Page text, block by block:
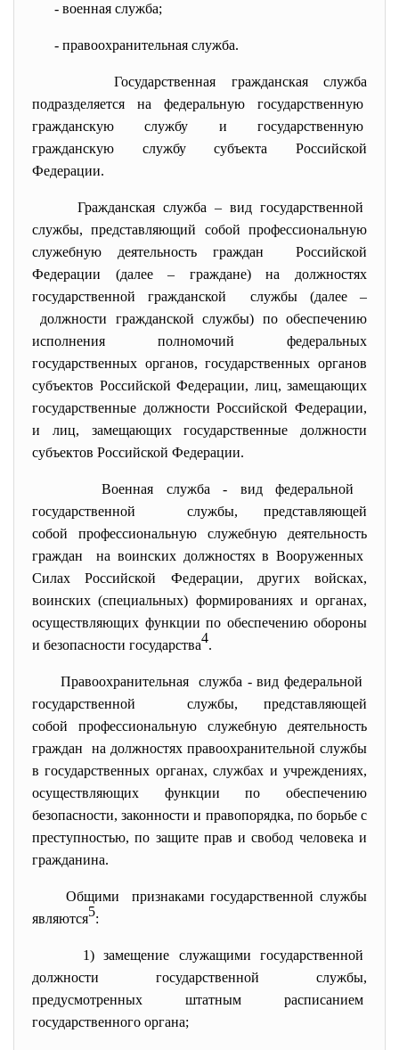
- военная служба;
- правоохранительная служба.
Государственная гражданская служба
подразделяется на федеральную государственную
гражданскую службу и государственную
гражданскую службу субъекта Российской
Федерации.
Гражданская служба – вид государственной
службы, представляющий собой профессиональную
служебную деятельность граждан Российской
Федерации (далее – граждане) на должностях
государственной гражданской службы (далее –
должности гражданской службы) по обеспечению
исполнения полномочий федеральных
государственных органов, государственных органов
субъектов Российской Федерации, лиц, замещающих
государственные должности Российской Федерации,
и лиц, замещающих государственные должности
субъектов Российской Федерации.
Военная служба - вид федеральной
государственной службы, представляющей
собой профессиональную служебную деятельность
граждан на воинских должностях в Вооруженных
Силах Российской Федерации, других войсках,
воинских (специальных) формированиях и органах,
осуществляющих функции по обеспечению обороны
и безопасности государства4.
Правоохранительная служба - вид федеральной
государственной службы, представляющей
собой профессиональную служебную деятельность
граждан на должностях правоохранительной службы
в государственных органах, службах и учреждениях,
осуществляющих функции по обеспечению
безопасности, законности и правопорядка, по борьбе с
преступностью, по защите прав и свобод человека и
гражданина.
Общими признаками государственной службы
являются5:
1) замещение служащими государственной
должности государственной службы,
предусмотренных штатным расписанием
государственного органа;